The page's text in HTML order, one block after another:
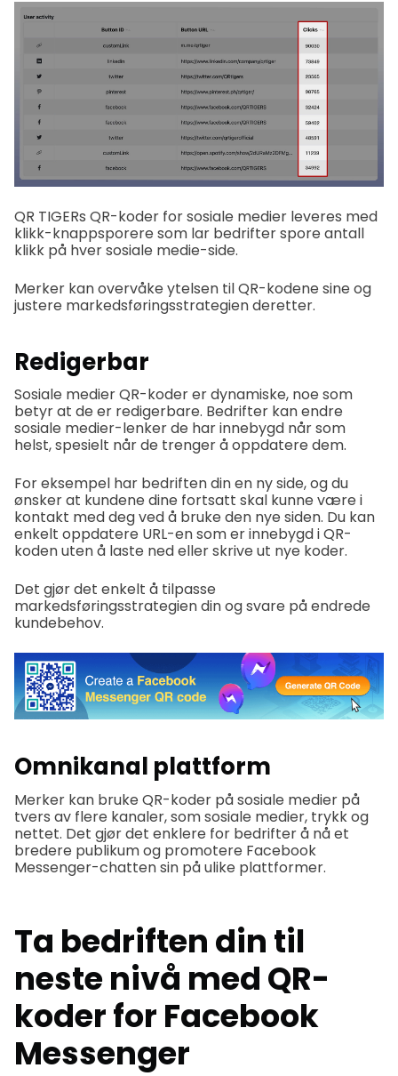
QR TIGERs QR-koder for sosiale medier leveres med
klikk-knappsporere som lar bedrifter spore antall
klikk på hver sosiale medie-side.
Merker kan overvåke ytelsen til QR-kodene sine og
justere markedsføringsstrategien deretter.
Redigerbar
Sosiale medier QR-koder er dynamiske, noe som
betyr at de er redigerbare. Bedrifter kan endre
sosiale medier-lenker de har innebygd når som
helst, spesielt når de trenger å oppdatere dem.
For eksempel har bedriften din en ny side, og du
ønsker at kundene dine fortsatt skal kunne være i
kontakt med deg ved å bruke den nye siden. Du kan
enkelt oppdatere URL-en som er innebygd i QR-
koden uten å laste ned eller skrive ut nye koder.
Det gjør det enkelt å tilpasse
markedsføringsstrategien din og svare på endrede
kundebehov.
Omnikanal plattform
Merker kan bruke QR-koder på sosiale medier på
tvers av flere kanaler, som sosiale medier, trykk og
nettet. Det gjør det enklere for bedrifter å nå et
bredere publikum og promotere Facebook
Messenger-chatten sin på ulike plattformer.
Ta bedriften din til
neste nivå med QR-
koder for Facebook
Messenger